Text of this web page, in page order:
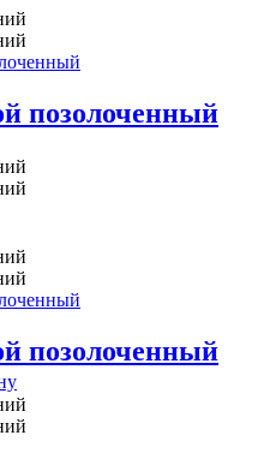
позолоченный
позолоченный